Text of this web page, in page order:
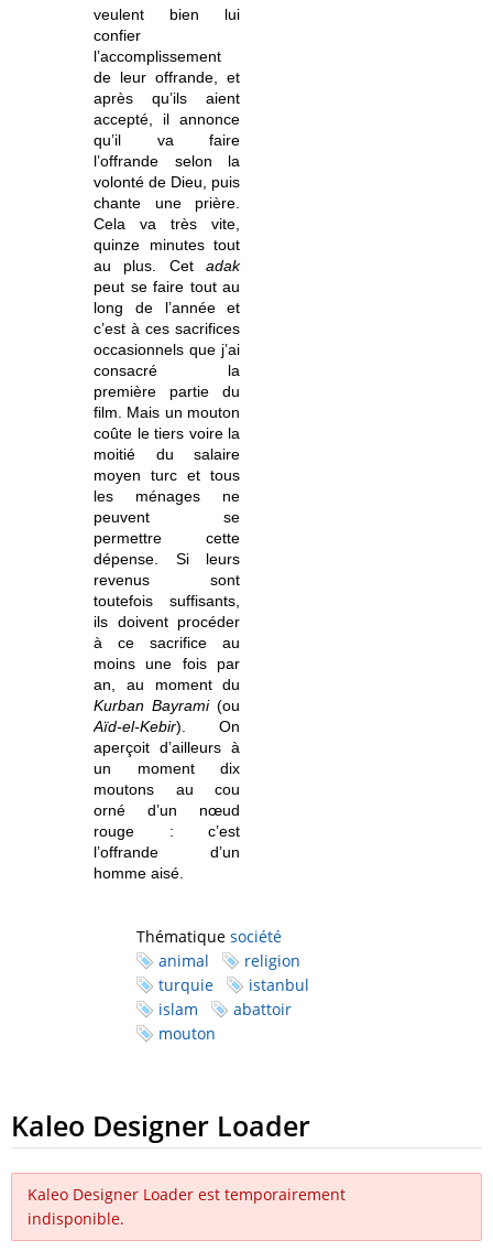
veulent bien lui
confier
l’accomplissement
de leur offrande, et
après qu’ils aient
accepté, il annonce
qu’il va faire
l’offrande selon la
volonté de Dieu, puis
chante une prière.
Cela va très vite,
quinze minutes tout
au plus. Cetadak
peut se faire tout au
long de l’année et
c’est à ces sacrifices
occasionnels que j’ai
consacré la
première partie du
film. Mais un mouton
coûte le tiers voire la
moitié du salaire
moyen turc et tous
les ménages ne
peuvent se
permettre cette
dépense. Si leurs
revenus sont
toutefois suffisants,
ils doivent procéder
à ce sacrifice au
moins une fois par
an, au moment du
Kurban Bayrami(ou
Aïd-el-Kebir). On
aperçoit d’ailleurs à
un moment dix
moutons au cou
orné d’un nœud
rouge : c’est
l’offrande d’un
homme aisé.
Thématique société
animal
religion
turquie
istanbul
islam
abattoir
mouton
Kaleo Designer Loader
Kaleo Designer Loader est temporairement
indisponible.